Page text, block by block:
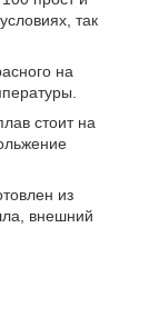
так
на
стоит на
из
внешний